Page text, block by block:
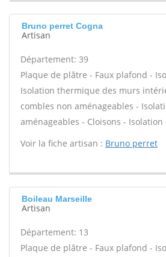
Bruno perret Cogna
Artisan
Département: 39
Plaque de plâtre - Faux plafond -
Isolation thermique des murs
combles non aménageables -
aménageables - Cloisons - Isolation
Voir la fiche artisan : Bruno perret
Boileau Marseille
Artisan
Département: 13
Plaque de plâtre - Faux plafond -